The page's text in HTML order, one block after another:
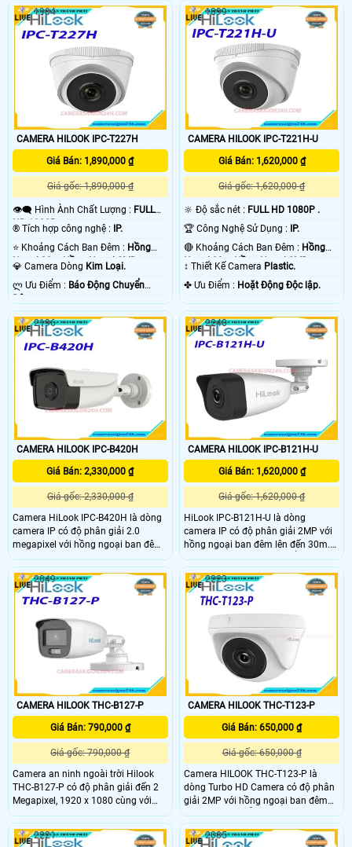
CAMERA HILOOK IPC-T227H
Giá Bán: 1,890,000 ₫
Giá gốc: 1,890,000 ₫
👁️‍🗨 Hình Ành Chất Lượng : FULL
HD 1080P .
®️ Tích hợp công nghệ : IP.
⭐ Khoảng Cách Ban Đêm : Hồng
Ngoại 30m Hồng Ngoại SMD.
💎 Camera Dòng Kim Loại.
️ლ Ưu Điểm : Báo Động Chuyển
Động.
1904
CAMERA HILOOK IPC-T221H-U
Giá Bán: 1,620,000 ₫
Giá gốc: 1,620,000 ₫
🔆 Độ sắc nét : FULL HD 1080P .
🏆 Công Nghệ Sử Dụng : IP.
🔴 Khoảng Cách Ban Đêm : Hồng
Ngoại 30m Hồng Ngoại SMD.
↕️ Thiết Kế Camera Plastic.
️✤ Ưu Điểm : Hoặt Động Độc lập.
1899
CAMERA HILOOK IPC-B420H
Giá Bán: 2,330,000 ₫
Giá gốc: 2,330,000 ₫
Camera HiLook IPC-B420H là dòng
camera IP có độ phân giải 2.0
megapixel với hồng ngoại ban đêm
lên đến 50m. Và được thiết kế theo
chuẩn IP66 giúp bạn an tâm hơn
khi lắp đặt ở khu vực ngoài trời.
2196
CAMERA HILOOK IPC-B121H-U
Giá Bán: 1,620,000 ₫
Giá gốc: 1,620,000 ₫
HiLook IPC-B121H-U là dòng
camera IP có độ phân giải 2MP với
hồng ngoại ban đêm lên đến 30m.
Và được thiết kế theo chuẩn IP67
giúp bạn an tâm hơn khi lắp đặt ở
khu vực ngoài trời. HiLook IPC-
B121H-U là công nghệ chống ngược
duy trì tốt chất lượng hình ảnh ngay
cả trong điều kiện ánh sáng khắc
2248
CAMERA HILOOK THC-B127-P
Giá Bán: 790,000 ₫
Giá gốc: 790,000 ₫
Camera an ninh ngoài trời Hilook
THC-B127-P có độ phân giải đến 2
Megapixel, 1920 x 1080 cùng với
ống kính 2. 8mm, 3. 6mm. Do đó,
THC-B127-P cho chất lượng hình
ảnh rõ ràng, chi tiết và sắc nét hơn
2049
CAMERA HILOOK THC-T123-P
Giá Bán: 650,000 ₫
Giá gốc: 650,000 ₫
Camera HILOOK THC-T123-P là
dòng Turbo HD Camera có độ phân
giải 2MP với hồng ngoại ban đêm
lên đến 20m. Hỗ trợ kết nối 4 trong
1 với các dòng TVI/AHD/CVI/CVBS.
Camera HILOOK THC-T123-P được
2223
2221 2085